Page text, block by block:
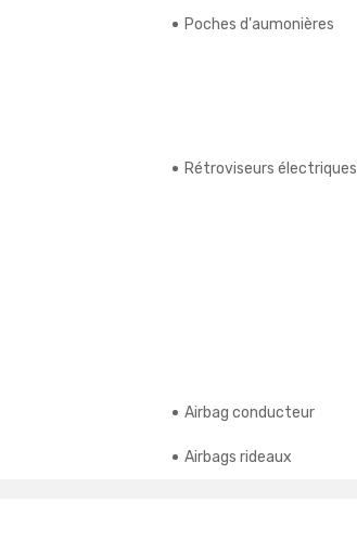
Poches d'aumonières
Rétroviseurs électriques
Airbag conducteur
Airbags rideaux